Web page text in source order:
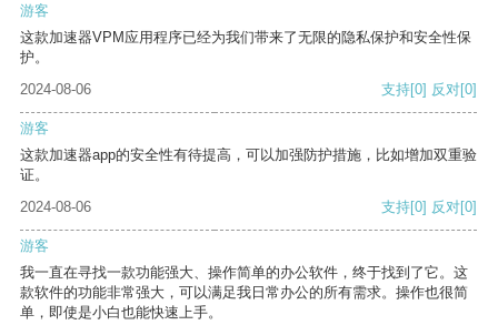
游客
这款加速器VPM应用程序已经为我们带来了无限的隐私保护和安全性保
护。
2024-08-06
支持[0] 反对[0]
游客
这款加速器app的安全性有待提高，可以加强防护措施，比如增加双重验
证。
2024-08-06
支持[0] 反对[0]
游客
我一直在寻找一款功能强大、操作简单的办公软件，终于找到了它。这
款软件的功能非常强大，可以满足我日常办公的所有需求。操作也很简
单，即使是小白也能快速上手。